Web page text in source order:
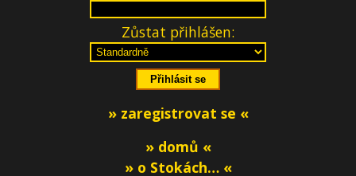
Zůstat přihlášen:
» zaregistrovat se «
» domů «
» o Stokách… «